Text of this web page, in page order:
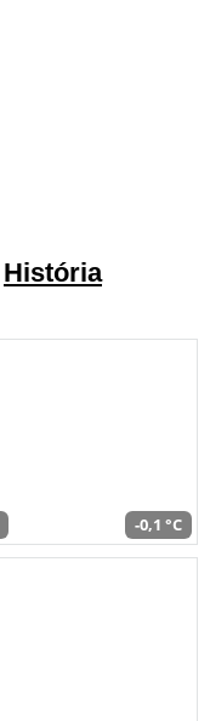
História
-0,1 °C